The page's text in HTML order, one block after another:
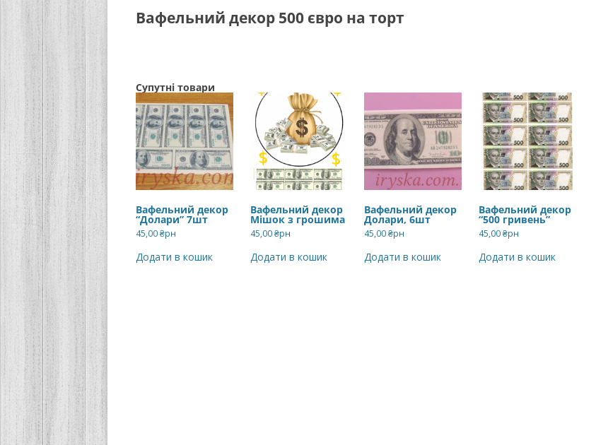
Вафельний декор 500 євро на торт
Супутні товари
Вафельний декор
“Долари” 7шт
45,00₴рн
Додати в кошик
Вафельний декор
Мішок з грошима
45,00₴рн
Додати в кошик
Вафельний декор
Долари, 6шт
45,00₴рн
Додати в кошик
Вафельний декор
“500 гривень”
45,00₴рн
Додати в кошик